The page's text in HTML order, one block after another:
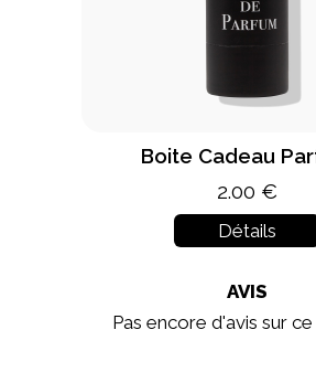
Boite Cadeau
2.00 €
Détails
AVIS
Pas encore d'avis sur